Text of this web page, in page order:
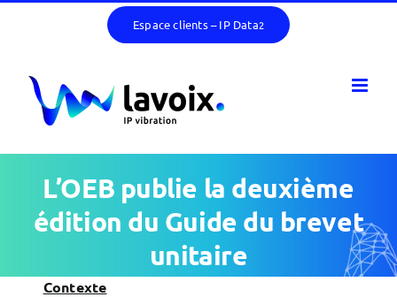
Espace clients – IP Data2
L’OEB publie la deuxième
édition du Guide du brevet
unitaire
Contexte